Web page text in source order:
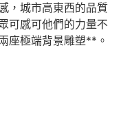
，城市高東西的品質
可感可他們的力量不
座極端背景雕塑**。